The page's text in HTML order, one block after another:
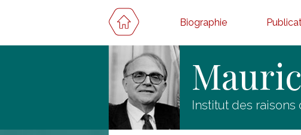
Biographie
Institut des raisons